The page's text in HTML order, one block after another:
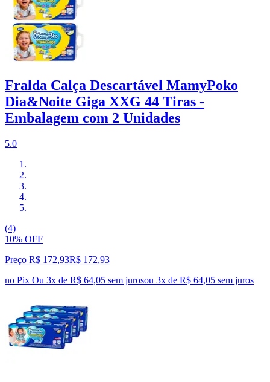
Fralda Calça Descartável MamyPoko
Dia&Noite Giga XXG 44 Tiras -
Embalagem com 2 Unidades
5.0
(4)
10% OFF
Preço R$ 172,93R$ 172,93
no Pix Ou 3x de R$ 64,05 sem jurosou 3x de R$ 64,05 sem juros